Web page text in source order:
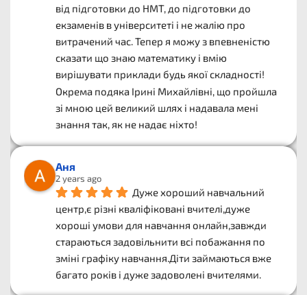
від підготовки до НМТ, до підготовки до
екзаменів в університеті і не жалію про
витрачений час. Тепер я можу з впевненістю
сказати що знаю математику і вмію
вирішувати приклади будь якої складності!
Окрема подяка Ірині Михайлівні, що пройшла
зі мною цей великий шлях і надавала мені
знання так, як не надає ніхто!
Аня
2 years ago
Дуже хороший навчальний
центр,є різні кваліфіковані вчителі,дуже
хороші умови для навчання онлайн,завжди
стараються задовільнити всі побажання по
зміні графіку навчання.Діти займаються вже
багато років і дуже задоволені вчителями.